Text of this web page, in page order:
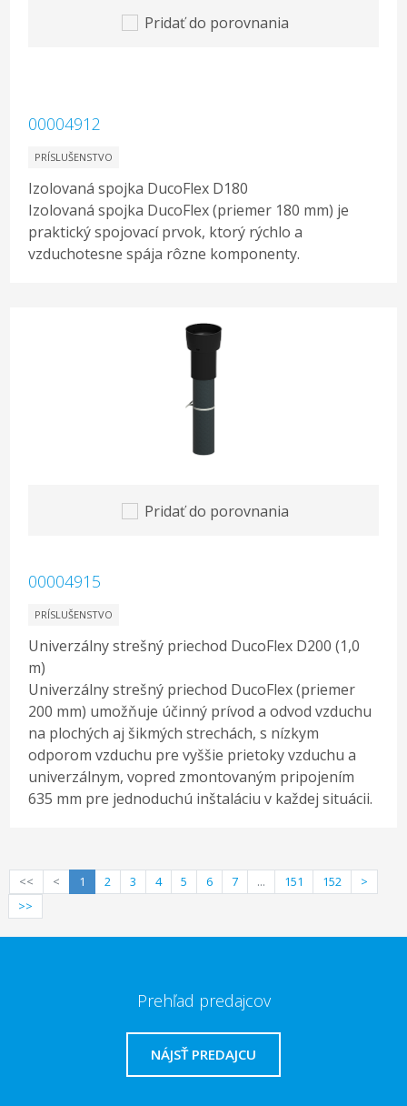
Pridať do porovnania
00004912
PRÍSLUŠENSTVO
Izolovaná spojka DucoFlex D180
Izolovaná spojka DucoFlex (priemer 180 mm) je
praktický spojovací prvok, ktorý rýchlo a
vzduchotesne spája rôzne komponenty.
Pridať do porovnania
00004915
PRÍSLUŠENSTVO
Univerzálny strešný priechod DucoFlex D200 (1,0
m)
Univerzálny strešný priechod DucoFlex (priemer
200 mm) umožňuje účinný prívod a odvod vzduchu
na plochých aj šikmých strechách, s nízkym
odporom vzduchu pre vyššie prietoky vzduchu a
univerzálnym, vopred zmontovaným pripojením
635 mm pre jednoduchú inštaláciu v každej situácii.
<< < 1 2 3 4 5 6 7 ... 151 152
>
>>
Prehľad predajcov
NÁJSŤ PREDAJCU